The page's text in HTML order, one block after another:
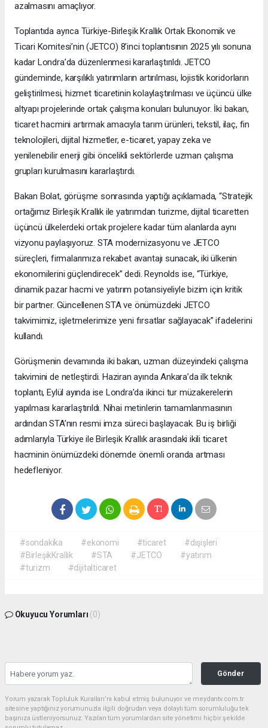
azalmasını amaçlıyor.
Toplantıda ayrıca Türkiye-Birleşik Krallık Ortak Ekonomik ve
Ticari Komitesi’nin (JETCO) 8’inci toplantısının 2025 yılı sonuna
kadar Londra’da düzenlenmesi kararlaştırıldı. JETCO
gündeminde, karşılıklı yatırımların artırılması, lojistik koridorların
geliştirilmesi, hizmet ticaretinin kolaylaştırılması ve üçüncü ülke
altyapı projelerinde ortak çalışma konuları bulunuyor. İki bakan,
ticaret hacmini artırmak amacıyla tarım ürünleri, tekstil, ilaç, fin
teknolojileri, dijital hizmetler, e-ticaret, yapay zeka ve
yenilenebilir enerji gibi öncelikli sektörlerde uzman çalışma
grupları kurulmasını kararlaştırdı.
Bakan Bolat, görüşme sonrasında yaptığı açıklamada, “Stratejik
ortağımız Birleşik Krallık ile yatırımdan turizme, dijital ticaretten
üçüncü ülkelerdeki ortak projelere kadar tüm alanlarda aynı
vizyonu paylaşıyoruz. STA modernizasyonu ve JETCO
süreçleri, firmalarımıza rekabet avantajı sunacak, iki ülkenin
ekonomilerini güçlendirecek” dedi. Reynolds ise, “Türkiye,
dinamik pazar hacmi ve yatırım potansiyeliyle bizim için kritik
bir partner. Güncellenen STA ve önümüzdeki JETCO
takvimimiz, işletmelerimize yeni fırsatlar sağlayacak” ifadelerini
kullandı.
Görüşmenin devamında iki bakan, uzman düzeyindeki çalışma
takvimini de netleştirdi. Haziran ayında Ankara’da ilk teknik
toplantı, Eylül ayında ise Londra’da ikinci tur müzakerelerin
yapılması kararlaştırıldı. Nihai metinlerin tamamlanmasının
ardından STA’nın resmi imza süreci başlayacak. Bu iş birliği
adımlarıyla Türkiye ile Birleşik Krallık arasındaki ikili ticaret
hacminin önümüzdeki dönemde önemli oranda artması
hedefleniyor.
#sondakika #ekonomi #ticaret
#dışişleri
#BirleşikKrallık
#STA #JETCO
#yatırım
#turizm
#dijitalticaret
Okuyucu Yorumları (0)
Gönder
Yorum yazarak Topluluk Kuralları’nı kabul etmiş bulunuyor ve meydantv.com.tr
sitesine yaptığınız yorumunuzla ilgili doğrudan veya dolaylı tüm sorumluluğu tek
başınıza üstleniyorsunuz. Yazılan tüm yorumlardan site yönetimi hiçbir şekilde